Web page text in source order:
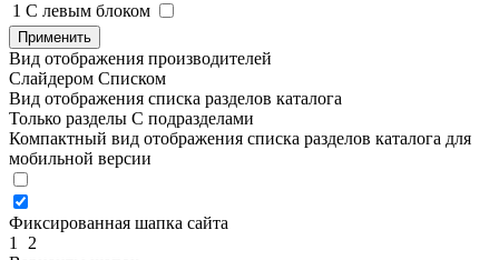
1 C левым блоком
Применить
Вид отображения производителей
Слайдером Списком
Вид отображения списка разделов каталога
Только разделы С подразделами
Компактный вид отображения списка разделов каталога для
мобильной версии
Фиксированная шапка сайта
1
2